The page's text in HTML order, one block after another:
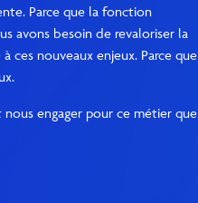
Parce que la fonction
avons besoin de revaloriser la
ces nouveaux enjeux. Parce que
engager pour ce métier que